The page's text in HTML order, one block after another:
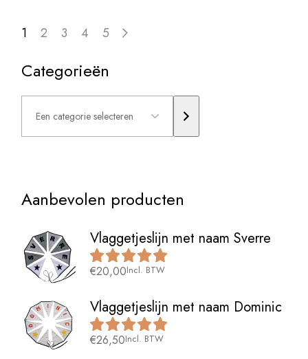
1 2 3 4 5
Categorieën
Een
categorie
selecteren
Aanbevolen producten
Vlaggetjeslijn met naam Sverre
€20,00Incl. BTW
Vlaggetjeslijn met naam Dominic
€26,50Incl. BTW